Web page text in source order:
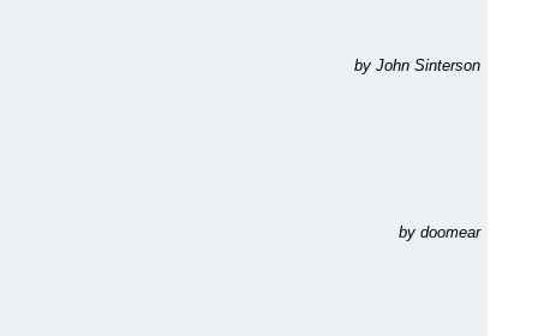
by John Sinterson
by doomear